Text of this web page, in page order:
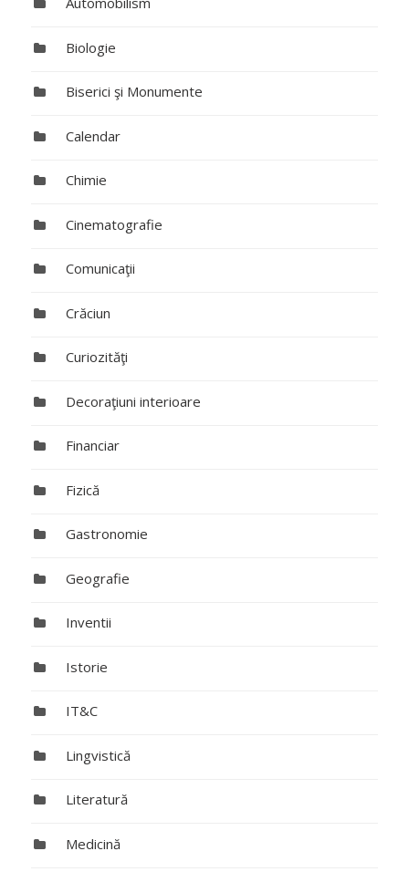
Biologie
Biserici şi Monumente
Calendar
Chimie
Cinematografie
Comunicaţii
Crăciun
Curiozităţi
Decoraţiuni interioare
Financiar
Fizică
Gastronomie
Geografie
Inventii
Istorie
IT&C
Lingvistică
Literatură
Medicină